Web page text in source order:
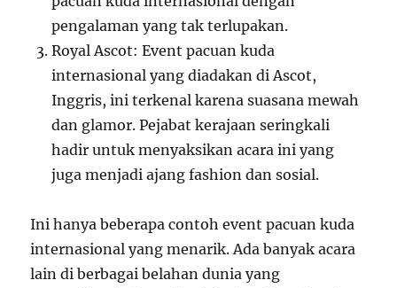
pengalaman yang tak terlupakan.
Royal Ascot: Event pacuan kuda
internasional yang diadakan di Ascot,
Inggris, ini terkenal karena suasana mewah
dan glamor. Pejabat kerajaan seringkali
hadir untuk menyaksikan acara ini yang
juga menjadi ajang fashion dan sosial.
Ini hanya beberapa contoh event pacuan kuda
internasional yang menarik. Ada banyak acara
lain di berbagai belahan dunia yang